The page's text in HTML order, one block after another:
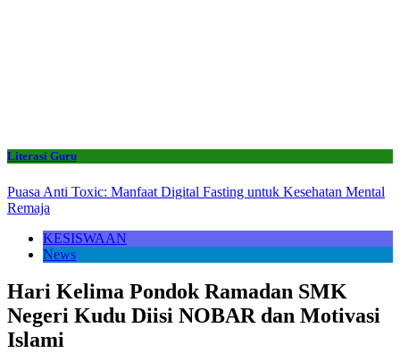
Literasi Guru
Puasa Anti Toxic: Manfaat Digital Fasting untuk Kesehatan Mental
Remaja
KESISWAAN
News
Hari Kelima Pondok Ramadan SMK
Negeri Kudu Diisi NOBAR dan Motivasi
Islami